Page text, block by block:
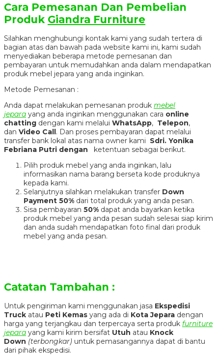
Cara Pemesanan Dan Pembelian
Produk Giandra Furniture
Silahkan menghubungi kontak kami yang sudah tertera di
bagian atas dan bawah pada website kami ini, kami sudah
menyediakan beberapa metode pemesanan dan
pembayaran untuk memudahkan anda dalam mendapatkan
produk mebel jepara yang anda inginkan.
Metode Pemesanan :
Anda dapat melakukan pemesanan produk mebel
jepara yang anda inginkan menggunakan cara online
chatting dengan kami melalui WhatsApp, Telepon,
dan Video Call. Dan proses pembayaran dapat melalui
transfer bank lokal atas nama owner kami Sdri. Yonika
Febriana Putri dengan ketentuan sebagai berikut.
Pilih produk mebel yang anda inginkan, lalu
informasikan nama barang berseta kode produknya
kepada kami.
Selanjutnya silahkan melakukan transfer Down
Payment 50% dari total produk yang anda pesan.
Sisa pembayaran 50% dapat anda bayarkan ketika
produk mebel yang anda pesan sudah selesai siap kirim
dan anda sudah mendapatkan foto final dari produk
mebel yang anda pesan.
Catatan Tambahan :
Untuk pengiriman kami menggunakan jasa Ekspedisi
Truck atau Peti Kemas yang ada di Kota Jepara dengan
harga yang terjangkau dan terpercaya serta produk furniture
jepara yang kami kirim bersifat Utuh atau Knock
Down (terbongkar) untuk pemasangannya dapat di bantu
dari pihak ekspedisi.